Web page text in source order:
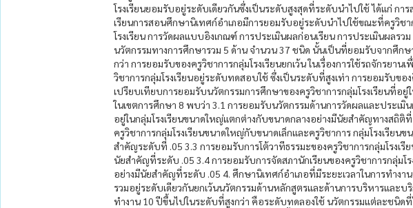
โรงเรียนยอมรับอยู่ระดับเดียวกันซึ่งเป็นระดับสูงสุดที่ระดับนำไปใช้ ได้แก่ ก
เรียนการสอนศึกษานิเทศก์อำเภอมีการยอมรับอยู่ระดับนำไปใช้ขณะที่ครูวิชา
โรงเรียน การวัดผลแบบอิงเกณฑ์ การประเมินผลก่อนเรียน การประเมินผลรว
นวัตกรรมทางการศึกษารวม 5 ด้าน จำนวน 37 ชนิด นั้นเป็นที่ยอมรับจากศึก
กว่า การยอมรับของครูวิชาการกลุ่มโรงเรียนยกเว้น ในเรื่องการใช้รถจักรย
วิชาการกลุ่มโรงเรียนอยู่ระดับทดสอบใช้ ซึ่งเป็นระดับที่สูงเท่า การยอมรับข
เปรียบเทียบการยอมรับนวัตกรรมการศึกษาของครูวิชาการกลุ่มโรงเรียนที่อยู่
ในเขตการศึกษา 8 พบว่า 3.1 การยอมรับนวัตกรรมด้านการวัดผลและประเ
อยู่ในกลุ่มโรงเรียนขนาดใหญ่แตกต่างกับขนาดกลางอย่างมีนัยสำคัญทางสถิติ
ครูวิชาการกลุ่มโรงเรียนขนาดใหญ่กับขนาดเล็กและครูวิชาการ กลุ่มโรงเรียน
สำคัญระดับที่ .05 3.3 การยอมรับการโต้วาทีธรรมะของครูวิชาการกลุ่มโรงเ
นัยสำคัญที่ระดับ .05 3.4 การยอมรับการจัดสภานักเรียนของครูวิชาการกลุ่มโ
อย่างมีนัยสำคัญที่ระดับ .05 4. ศึกษานิเทศก์อำเภอที่มีระยะเวลาในการทำง
รวมอยู่ระดับเดียวกันยกเว้นนวัตกรรมด้านหลักสูตรและด้านการบริหารและ
ทำงาน 10 ปีขึ้นไปในระดับที่สูงกว่า คือระดับทดลองใช้ นวัตกรรมแต่ละชนิด